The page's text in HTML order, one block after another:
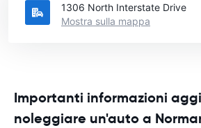
1306 North Interstate Drive
Mostra sulla mappa
Importanti informazioni
noleggiare un'auto a